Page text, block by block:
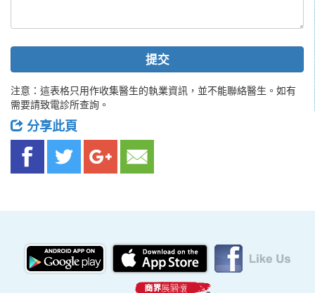
提交
注意：這表格只用作收集醫生的執業資訊，並不能聯絡醫生。如有
需要請致電診所查詢。
分享此頁